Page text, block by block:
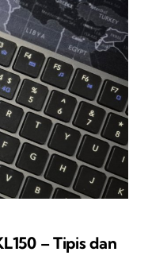
– Tipis dan